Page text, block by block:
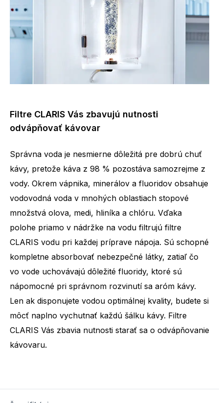
Filtre CLARIS Vás zbavujú nutnosti
odvápňovať kávovar
Správna voda je nesmierne dôležitá pre dobrú chuť
kávy, pretože káva z 98 % pozostáva samozrejme z
vody. Okrem vápnika, minerálov a fluoridov obsahuje
vodovodná voda v mnohých oblastiach stopové
množstvá olova, medi, hliníka a chlóru. Vďaka
polohe priamo v nádržke na vodu filtrujú filtre
CLARIS vodu pri každej príprave nápoja. Sú schopné
kompletne absorbovať nebezpečné látky, zatiaľ čo
vo vode uchovávajú dôležité fluoridy, ktoré sú
nápomocné pri správnom rozvinutí sa aróm kávy.
Len ak disponujete vodou optimálnej kvality, budete si
môcť naplno vychutnať každú šálku kávy. Filtre
CLARIS Vás zbavia nutnosti starať sa o odvápňovanie
kávovaru.